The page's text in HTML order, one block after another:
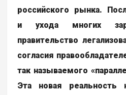
российского рынка.
и ухода многих
правительство
согласия
так называемого
Эта новая реальность